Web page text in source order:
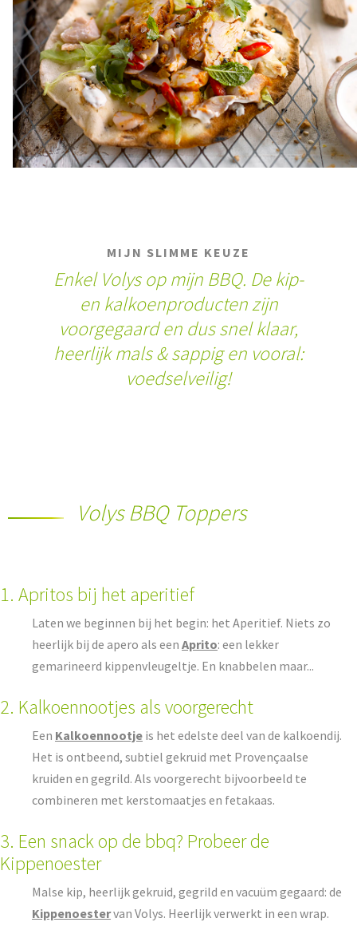
MIJN SLIMME KEUZE
Enkel Volys op mijn BBQ. De kip-
en kalkoenproducten zijn
voorgegaard en dus snel klaar,
heerlijk mals & sappig en vooral:
voedselveilig!
Volys BBQ Toppers
1. Apritos bij het aperitief
Laten we beginnen bij het begin: het Aperitief. Niets zo
heerlijk bij de apero als een Aprito: een lekker
gemarineerd kippenvleugeltje. En knabbelen maar...
2. Kalkoennootjes als voorgerecht
Een Kalkoennootje is het edelste deel van de kalkoendij.
Het is ontbeend, subtiel gekruid met Provençaalse
kruiden en gegrild. Als voorgerecht bijvoorbeeld te
combineren met kerstomaatjes en fetakaas.
3. Een snack op de bbq? Probeer de
Kippenoester
Malse kip, heerlijk gekruid, gegrild en vacuüm gegaard: de
Kippenoestervan Volys. Heerlijk verwerkt in een wrap.